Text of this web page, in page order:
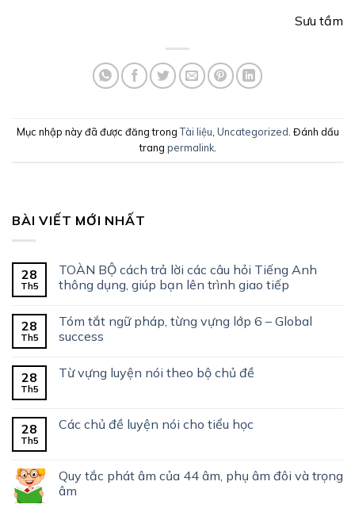
Sưu tầm
Mục nhập này đã được đăng trongTài liệu, Uncategorized. Đánh dấu
trang permalink.
BÀI VIẾT MỚI NHẤT
28
Th5
TOÀN BỘ cách trả lời các câu hỏi Tiếng Anh
thông dụng, giúp bạn lên trình giao tiếp
28
Th5
Tóm tắt ngữ pháp, từng vựng lớp 6 – Global
success
28
Th5
Từ vựng luyện nói theo bộ chủ đề
28
Th5
Các chủ đề luyện nói cho tiểu học
Quy tắc phát âm của 44 âm, phụ âm đôi và trọng
âm